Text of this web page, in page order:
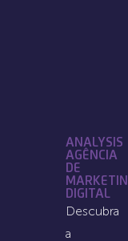
ANALYSIS
AGÊNCIA
DE
DIGITAL
Descubra
a